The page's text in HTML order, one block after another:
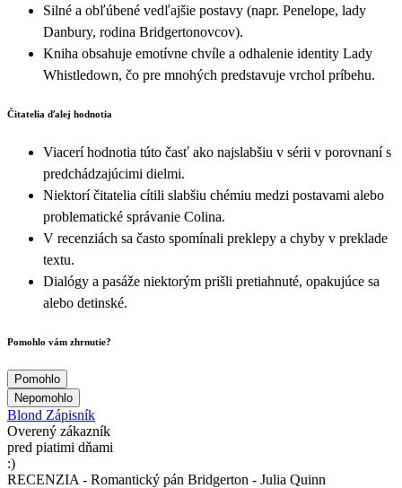
Silné a obľúbené vedľajšie postavy (napr. Penelope, lady
Danbury, rodina Bridgertonovcov).
Kniha obsahuje emotívne chvíle a odhalenie identity Lady
Whistledown, čo pre mnohých predstavuje vrchol príbehu.
Čitatelia ďalej hodnotia
Viacerí hodnotia túto časť ako najslabšiu v sérii v porovnaní s
predchádzajúcimi dielmi.
Niektorí čitatelia cítili slabšiu chémiu medzi postavami alebo
problematické správanie Colina.
V recenziách sa často spomínali preklepy a chyby v preklade
textu.
Dialógy a pasáže niektorým prišli pretiahnuté, opakujúce sa
alebo detinské.
Pomohlo vám zhrnutie?
Pomohlo
Nepomohlo
Blond Zápisník
Overený zákazník
pred piatimi dňami
:)
RECENZIA - Romantický pán Bridgerton - Julia Quinn